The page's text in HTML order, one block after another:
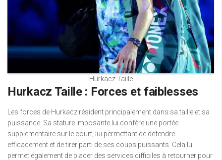
Hurkacz Taille
Hurkacz Taille : Forces et faiblesses
Les forces de Hurkacz résident principalement dans sa taille et sa
puissance. Sa stature imposante lui confère une portée
supplémentaire sur le court, lui permettant de défendre
efficacement et de tirer parti de ses coups puissants. Cela lui
permet également de placer des services difficiles à retourner pour